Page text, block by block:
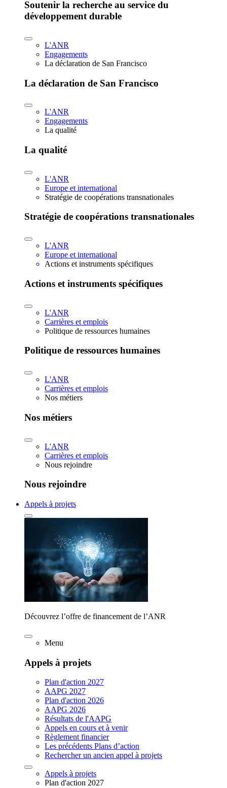
Soutenir la recherche au service du
développement durable
L'ANR
Engagements
La déclaration de San Francisco
La déclaration de San Francisco
L'ANR
Engagements
La qualité
La qualité
L'ANR
Europe et international
Stratégie de coopérations transnationales
Stratégie de coopérations transnationales
L'ANR
Europe et international
Actions et instruments spécifiques
Actions et instruments spécifiques
L'ANR
Carrières et emplois
Politique de ressources humaines
Politique de ressources humaines
L'ANR
Carrières et emplois
Nos métiers
Nos métiers
L'ANR
Carrières et emplois
Nous rejoindre
Nous rejoindre
Appels à projets
Découvrez l’offre de financement de l’ANR
Menu
Appels à projets
Plan d'action 2027
AAPG 2027
Plan d'action 2026
AAPG 2026
Résultats de l'AAPG
Appels en cours et à venir
Règlement financier
Les précédents Plans d’action
Rechercher un ancien appel à projets
Appels à projets
Plan d'action 2027